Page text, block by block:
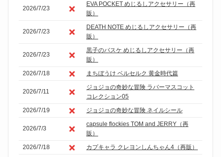
2026/7/23
EVA POCKET めじるしアクセサリー（再
販）
2026/7/23
DEATH NOTE めじるしアクセサリー（再
販）
2026/7/23
黒子のバスケ めじるしアクセサリー（再
販）
2026/7/18
まちぼうけ ベルセルク 黄金時代篇
2026/7/11
ジョジョの奇妙な冒険 ラバーマスコット
コレクション05
2026/7/19
ジョジョの奇妙な冒険 ネイルシール
2026/7/3
capsule flockies TOM and JERRY（再
販）
2026/7/18
カプキャラ クレヨンしんちゃん4（再販）